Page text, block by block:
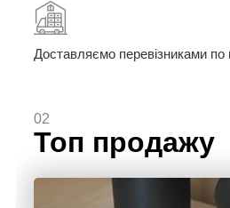
Доставляємо перевізниками по
02
Топ продажу